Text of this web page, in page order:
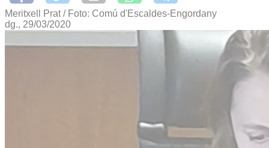
Meritxell Prat / Foto: Comú d'Escaldes-Engordany
dg., 29/03/2020